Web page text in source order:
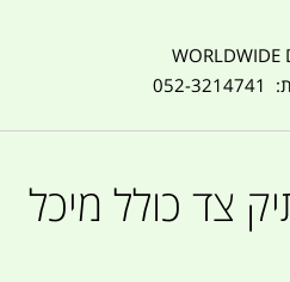
WORLDWIDE
צד כולל מיכל